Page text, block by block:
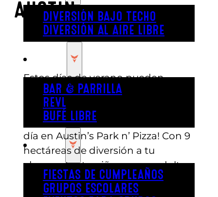
DIVERSIÓN BAJO TECHO
DIVERSIÓN AL AIRE LIBRE
BAR & PARRILLA
REVL
BUFÉ LIBRE
FIESTA
FIESTAS DE CUMPLEAÑOS
GRUPOS ESCOLARES
AUSTIN
Estos días de verano pueden
hacerse largos. Si buscas el mejor
entretenimiento para niños en
Austin, ¡no busques más allá de un
día en Austin’s Park n’ Pizza! Con 9
hectáreas de diversión a tu
alcance, tanto niños como adultos
pasarán un día que jamás
olvidarán.